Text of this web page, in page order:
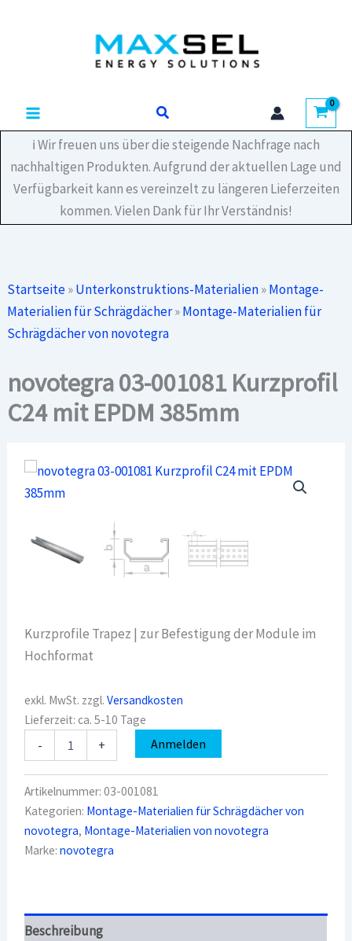
Suchen
ℹ️ Wir freuen uns über die steigende Nachfrage nach
nachhaltigen Produkten. Aufgrund der aktuellen Lage und
Verfügbarkeit kann es vereinzelt zu längeren Lieferzeiten
kommen. Vielen Dank für Ihr Verständnis!
Startseite»Unterkonstruktions-Materialien»Montage-
Materialien für Schrägdächer»Montage-Materialien für
Schrägdächer von novotegra
novotegra 03-001081 Kurzprofil
C24 mit EPDM 385mm
Kurzprofile Trapez | zur Befestigung der Module im
Hochformat
exkl. MwSt. zzgl.Versandkosten
Lieferzeit:ca. 5-10 Tage
-
Kurzprofil
C24
mit
EPDM
385mm
+ Anmelden
Artikelnummer:03-001081
Kategorien: Montage-Materialien für Schrägdächer von
novotegra, Montage-Materialien von novotegra
Marke:novotegra
Beschreibung